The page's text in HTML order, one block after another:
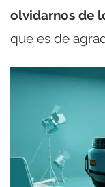
olvidarnos de
que es de